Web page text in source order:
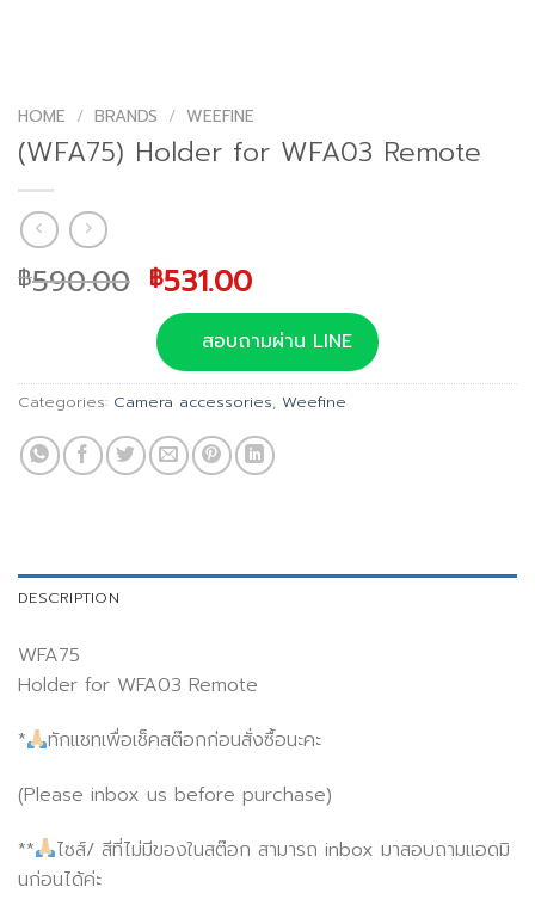
HOME / BRANDS / WEEFINE
(WFA75) Holder for WFA03 Remote
฿590.00 Original
price
was:
฿590.00.
฿531.00Current
price
is:
฿531.00.
สอบถามผ่าน LINE
Categories: Camera accessories, Weefine
DESCRIPTION
WFA75
Holder for WFA03 Remote
*
ทักแชทเพื่อเช็คสต๊อกก่อนสั่งซื้อนะคะ
(Please inbox us before purchase)
**
ไซส์/ สีที่ไม่มีของในสต๊อก สามารถ inbox มาสอบถามแอดมิ
นก่อนได้ค่ะ